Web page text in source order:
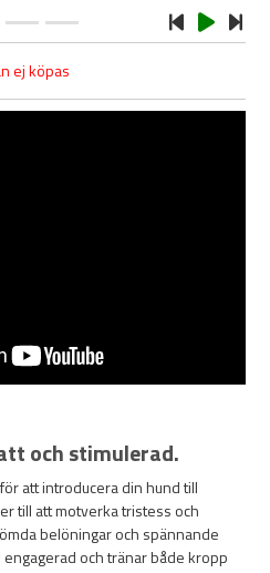
ej köpas
och stimulerad.
att introducera din hund till
till att motverka tristess och
belöningar och spännande
och tränar både kropp